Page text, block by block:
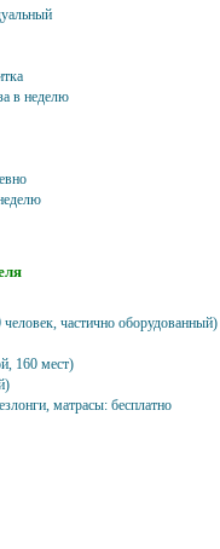
в неделю
частично оборудованный)
160 мест)
матрасы: бесплатно